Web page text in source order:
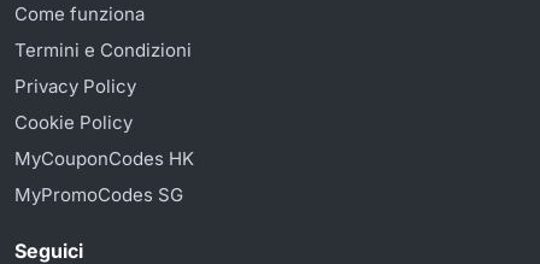
Come funziona
Termini e Condizioni
Privacy Policy
Cookie Policy
MyCouponCodes HK
MyPromoCodes SG
Seguici